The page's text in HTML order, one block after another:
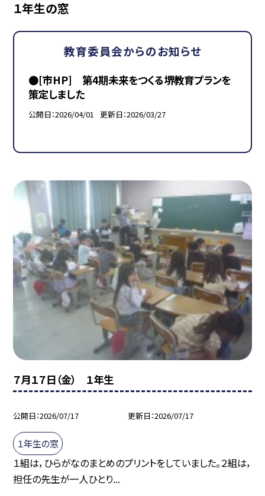
１年生の窓
教育委員会からのお知らせ
●[市HP] 第4期未来をつくる堺教育プランを
策定しました
公開日 2026/04/01 更新日 2026/03/27
７月１７日（金） １年生
公開日 2026/07/17 更新日 2026/07/17
１年生の窓
１組は，ひらがなのまとめのプリントをしていました。２組は，
担任の先生が一人ひとり...